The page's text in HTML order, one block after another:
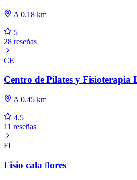
A 0.18 km
5
28 reseñas
CE
Centro de Pilates y Fisioterapia
A 0.45 km
4.5
11 reseñas
FI
Fisio cala flores